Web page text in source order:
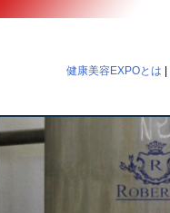
健康美容EXPOとは